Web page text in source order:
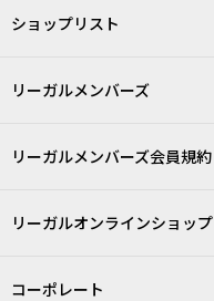
ショップリスト
リーガルメンバーズ
リーガルメンバーズ会員規約
リーガルオンラインショップ
コーポレート